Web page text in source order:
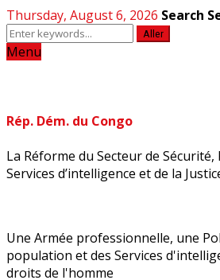
Thursday, August 6, 2026 Search
Aller
Menu
Rép. Dém. du Congo
La Réforme du Secteur de Sécurité,
Services d’intelligence et de la
Une Armée professionnelle, une
population et des Services
droits de l'homme